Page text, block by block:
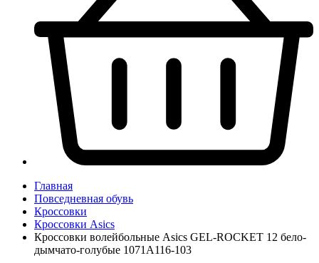
Главная
Повседневная обувь
Кроссовки
Кроссовки Asics
Кроссовки волейбольные Asics GEL-ROCKET 12 бело-
дымчато-голубые 1071A116-103